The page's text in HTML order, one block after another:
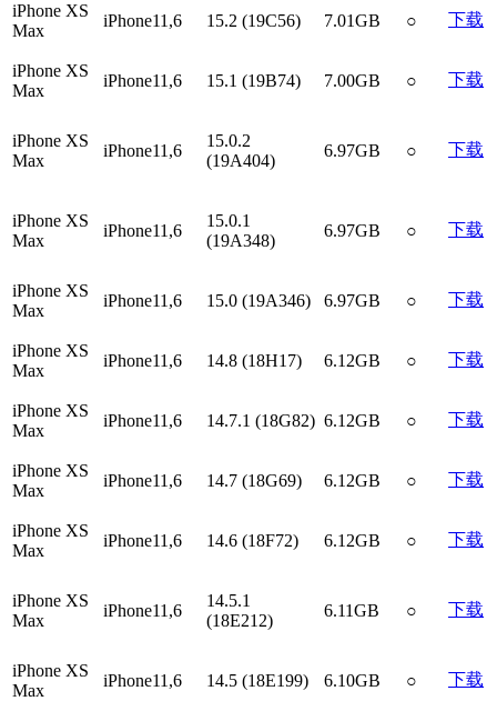
iPhone XS
Max
iPhone11,6 15.2 (19C56) 7.01GB ○ 下载
iPhone XS
Max
iPhone11,6 15.1 (19B74) 7.00GB ○ 下载
iPhone XS
Max
iPhone11,6
15.0.2
(19A404)
6.97GB ○ 下载
iPhone XS
Max
iPhone11,6
15.0.1
(19A348)
6.97GB ○ 下载
iPhone XS
Max
iPhone11,6 15.0 (19A346) 6.97GB ○ 下载
iPhone XS
Max
iPhone11,6 14.8 (18H17) 6.12GB ○ 下载
iPhone XS
Max
iPhone11,6 14.7.1 (18G82) 6.12GB ○ 下载
iPhone XS
Max
iPhone11,6 14.7 (18G69) 6.12GB ○ 下载
iPhone XS
Max
iPhone11,6 14.6 (18F72) 6.12GB ○ 下载
iPhone XS
Max
iPhone11,6
14.5.1
(18E212)
6.11GB ○ 下载
iPhone XS
Max
iPhone11,6 14.5 (18E199) 6.10GB ○ 下载